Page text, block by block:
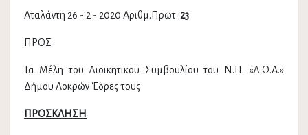
Αταλάντη 26 - 2 - 2020 Αριθμ.Πρωτ :23
ΠΡΟΣ
Τα Μέλη του Διοικητικου Συμβουλίου του Ν.Π. «Δ.Ω.Α.»
Δήμου Λοκρών Έδρες τους
ΠΡΟΣΚΛΗΣΗ